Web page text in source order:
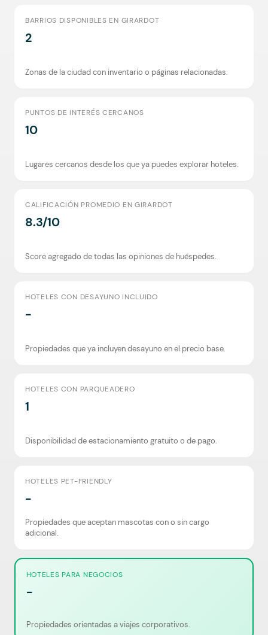
BARRIOS DISPONIBLES EN GIRARDOT
2
Zonas de la ciudad con inventario o páginas relacionadas.
PUNTOS DE INTERÉS CERCANOS
10
Lugares cercanos desde los que ya puedes explorar hoteles.
CALIFICACIÓN PROMEDIO EN GIRARDOT
8.3/10
Score agregado de todas las opiniones de huéspedes.
HOTELES CON DESAYUNO INCLUIDO
-
Propiedades que ya incluyen desayuno en el precio base.
HOTELES CON PARQUEADERO
1
Disponibilidad de estacionamiento gratuito o de pago.
HOTELES PET-FRIENDLY
-
Propiedades que aceptan mascotas con o sin cargo
adicional.
HOTELES PARA NEGOCIOS
-
Propiedades orientadas a viajes corporativos.